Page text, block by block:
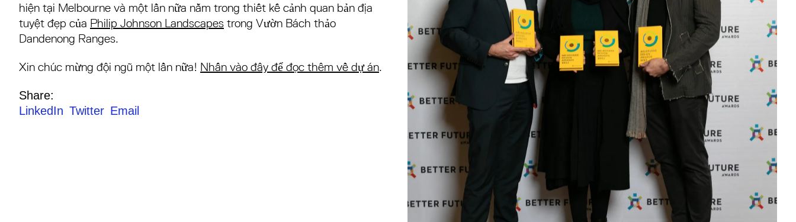
hiện tại Melbourne và một lần nữa nằm trong thiết kế cảnh quan bản địa
tuyệt đẹp của Philip Johnson Landscapes trong Vườn Bách thảo
Dandenong Ranges.
Xin chúc mừng đội ngũ một lần nữa! Nhấn vào đây để đọc thêm về dự án.
Share:
LinkedIn Twitter Email